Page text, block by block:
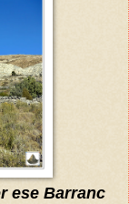
ese Barranc